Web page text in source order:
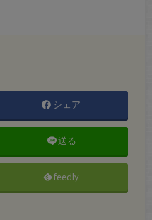
シェア
送る
feedly